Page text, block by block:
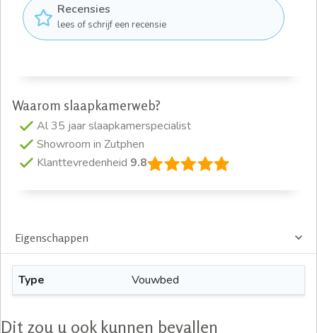
Recensies
lees of schrijf een recensie
Waarom slaapkamerweb?
Al 35 jaar slaapkamerspecialist
Showroom in Zutphen
Klanttevredenheid 9.8
Eigenschappen
Type Vouwbed
Dit zou u ook kunnen bevallen